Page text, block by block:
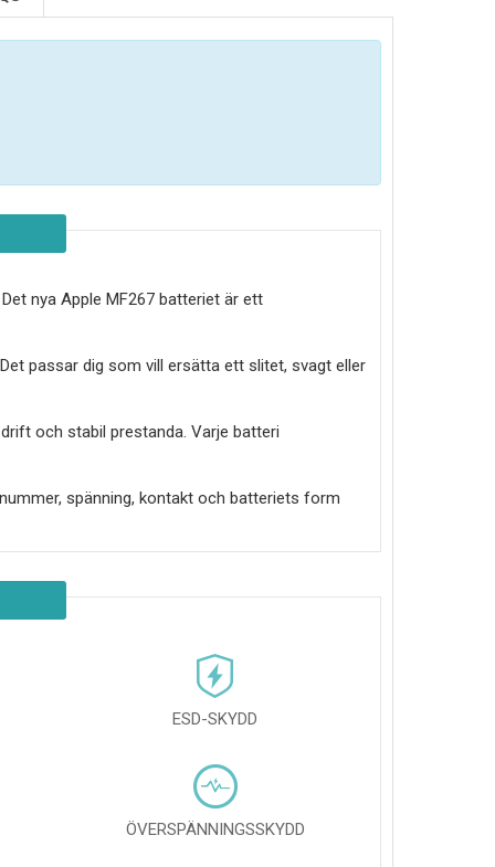
nya Apple MF267 batteriet är ett
passar dig som vill ersätta ett slitet, svagt eller
och stabil prestanda. Varje batteri
spänning, kontakt och batteriets form
ESD-SKYDD
ÖVERSPÄNNINGSSKYDD